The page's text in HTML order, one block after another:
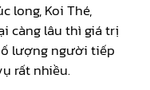
long, Koi Thé,
càng lâu thì giá trị
lượng người tiếp
rất nhiều.